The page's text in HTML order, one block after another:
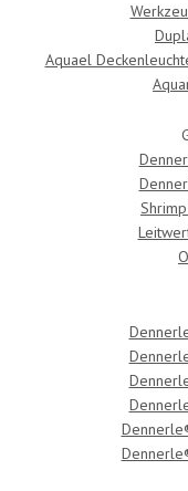
Aquael